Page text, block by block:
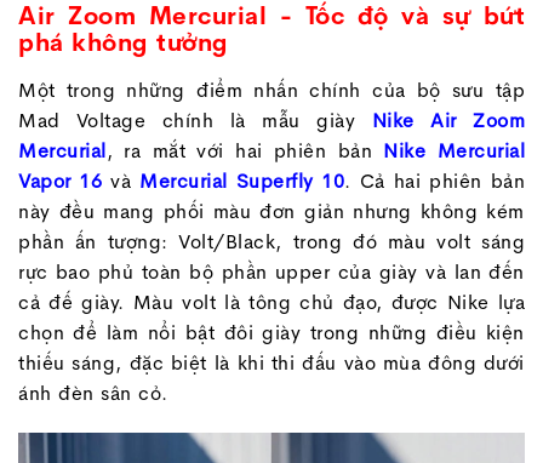
Air Zoom Mercurial - Tốc độ và sự bứt
phá không tưởng
Một trong những điểm nhấn chính của bộ sưu tập
Mad Voltage chính là mẫu giày Nike Air Zoom
Mercurial, ra mắt với hai phiên bản Nike Mercurial
Vapor 16 và Mercurial Superfly 10. Cả hai phiên bản
này đều mang phối màu đơn giản nhưng không kém
phần ấn tượng: Volt/Black, trong đó màu volt sáng
rực bao phủ toàn bộ phần upper của giày và lan đến
cả đế giày. Màu volt là tông chủ đạo, được Nike lựa
chọn để làm nổi bật đôi giày trong những điều kiện
thiếu sáng, đặc biệt là khi thi đấu vào mùa đông dưới
ánh đèn sân cỏ.